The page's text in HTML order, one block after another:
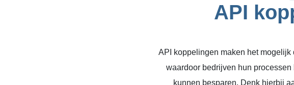
API
API koppelingen maken het
waardoor bedrijven hun
kunnen besparen. Denk hierbij